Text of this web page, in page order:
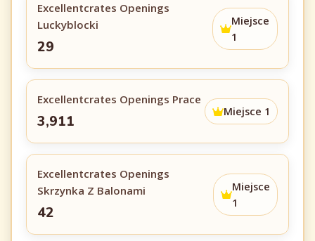
Excellentcrates Openings
Luckyblocki
29
Miejsce
1
Excellentcrates Openings Prace
3,911
Miejsce 1
Excellentcrates Openings
Skrzynka Z Balonami
42
Miejsce
1